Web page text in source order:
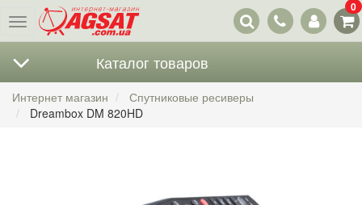
Меню
Наши
контакты
0
Каталог товаров
Интернет магазин
Спутниковые ресиверы
Dreambox DM 820HD